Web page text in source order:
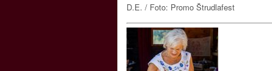
D.E. / Foto: Promo Štrudlafest